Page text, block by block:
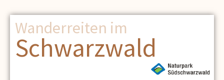
Wanderreiten im
Schwarzwald